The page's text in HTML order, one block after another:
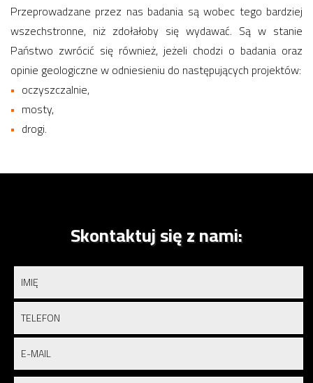
Przeprowadzane przez nas badania są wobec tego bardziej
wszechstronne, niż zdołałoby się wydawać. Są w stanie
Państwo zwrócić się również, jeżeli chodzi o badania oraz
opinie geologiczne w odniesieniu do następujących projektów:
oczyszczalnie,
mosty,
drogi.
Skontaktuj się z nami: